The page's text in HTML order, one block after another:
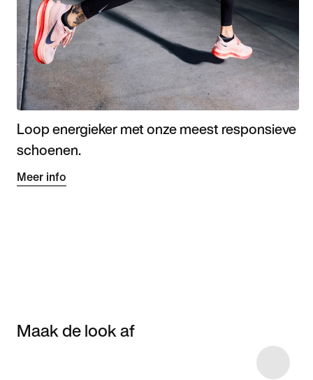
Loop energieker met onze meest responsieve
schoenen.
Meer info
Maak de look af